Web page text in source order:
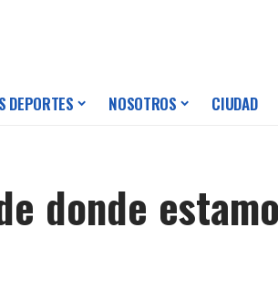
DEPORTES NOSOTROS CIUDAD
donde